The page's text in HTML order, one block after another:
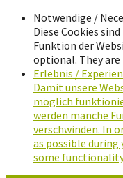
Notwendige /
Diese Cookies
Funktion der
optional. They
Erlebnis /
Damit unsere
möglich
werden manche
verschwinden. In
as possible during
some